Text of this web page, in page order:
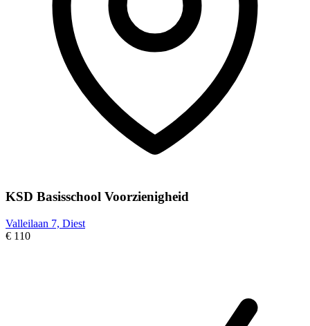
KSD Basisschool Voorzienigheid
Valleilaan 7, Diest
€ 110